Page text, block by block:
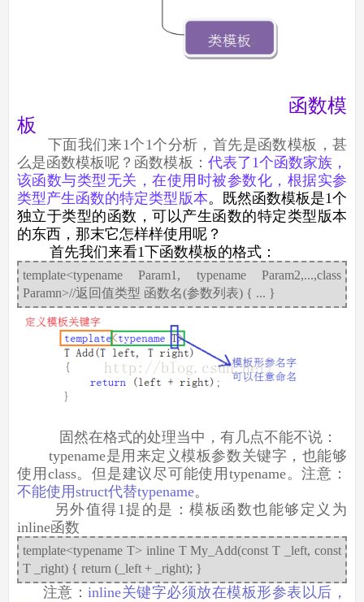
函数模
板
下面我们来1个1个分析，首先是函数模板，甚
么是函数模板呢？函数模板： 代表了1个函数家族，
该函数与类型无关，在使用时被参数化，根据实参
类型产生函数的特定类型版本。既然函数模板是1个
独立于类型的函数，可以产生函数的特定类型版本
的东西，那末它怎样样使用呢？
首先我们来看1下函数模板的格式：
template<typename Param1, typename Param2,...,class
Paramn>//返回值类型 函数名(参数列表) { ... }
固然在格式的处理当中，有几点不能不说：
typename是用来定义模板参数关键字，也能够
使用class。但是建议尽可能使用typename。注意：
不能使用struct代替typename。
另外值得1提的是：模板函数也能够定义为
inline函数
template<typename T> inline T My_Add(const T _left, const
T _right) { return (_left + _right); }
注意：inline关键字必须放在模板形参表以后，